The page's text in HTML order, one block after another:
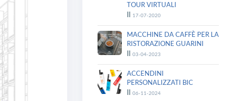
TOUR VIRTUALI
17-07-2020
MACCHINE DA CAFFÈ PER LA
RISTORAZIONE GUARINI
03-04-2023
ACCENDINI
PERSONALIZZATI BIC
06-11-2024